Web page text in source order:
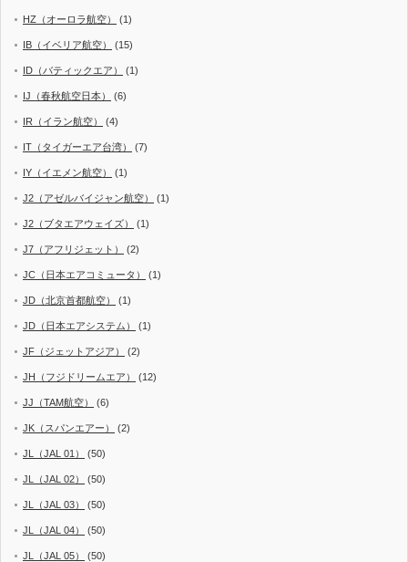
HZ（オーロラ航空） (1)
IB（イベリア航空） (15)
ID（バティックエア） (1)
IJ（春秋航空日本） (6)
IR（イラン航空） (4)
IT（タイガーエア台湾） (7)
IY（イエメン航空） (1)
J2（アゼルバイジャン航空） (1)
J2（ブタエアウェイズ） (1)
J7（アフリジェット） (2)
JC（日本エアコミュータ） (1)
JD（北京首都航空） (1)
JD（日本エアシステム） (1)
JF（ジェットアジア） (2)
JH（フジドリームエア） (12)
JJ（TAM航空） (6)
JK（スパンエアー） (2)
JL（JAL 01） (50)
JL（JAL 02） (50)
JL（JAL 03） (50)
JL（JAL 04） (50)
JL（JAL 05） (50)